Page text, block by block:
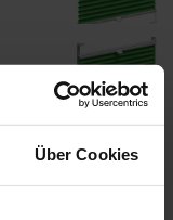
Über Cookies